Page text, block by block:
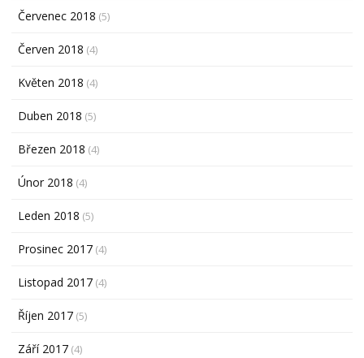
Červenec 2018 (5)
Červen 2018 (4)
Květen 2018 (4)
Duben 2018 (5)
Březen 2018 (4)
Únor 2018 (4)
Leden 2018 (5)
Prosinec 2017 (4)
Listopad 2017 (4)
Říjen 2017 (5)
Září 2017 (4)